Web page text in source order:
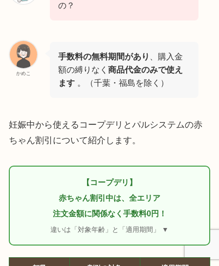
の？
かめこ
手数料の無料期間があり 、購入金
額の縛りなく 商品代金のみで使え
ます 。（千葉・福島を除く）
妊娠中から使えるコープデリとパルシステムの赤
ちゃん割引について紹介します。
【コープデリ】
赤ちゃん割引中は、全エリア
注文金額に関係なく手数料0円！
違いは「対象年齢」と「適用期間」 ▼